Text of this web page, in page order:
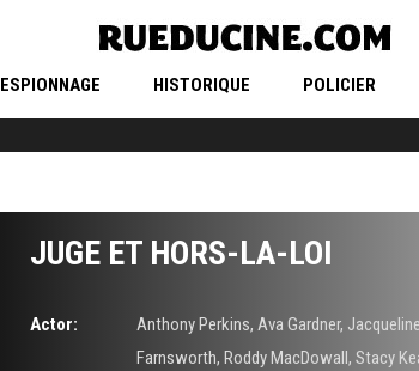
ESPIONNAGE HISTORIQUE POLICIER
JUGE ET HORS-LA-LOI
Actor: Anthony Perkins, Ava Gardner,
Farnsworth, Roddy MacDowall, Stacy